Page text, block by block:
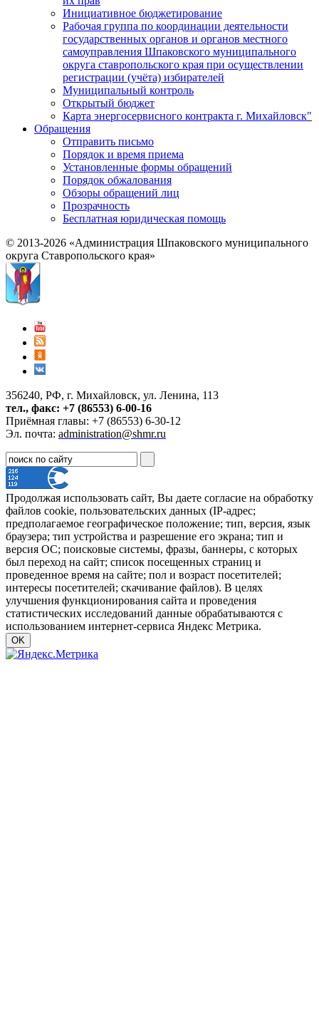
Инициативное бюджетирование
Рабочая группа по координации деятельности
государственных органов и органов местного
самоуправления Шпаковского муниципального
округа ставропольского края при осуществлении
регистрации (учёта) избирателей
Муниципальный контроль
Открытый бюджет
Карта энергосервисного контракта г. Михайловск"
Обращения
Отправить письмо
Порядок и время приема
Установленные формы обращений
Порядок обжалования
Обзоры обращений лиц
Прозрачность
Бесплатная юридическая помощь
© 2013-2026 «Администрация Шпаковского муниципального
округа Ставропольского края»
356240, РФ, г. Михайловск, ул. Ленина, 113
тел., факс: +7 (86553) 6-00-16
Приёмная главы: +7 (86553) 6-30-12
Эл. почта: administration@shmr.ru
Продолжая использовать сайт, Вы даете согласие на обработку
файлов cookie, пользовательских данных (IP-адрес;
предполагаемое географическое положение; тип, версия, язык
браузера; тип устройства и разрешение его экрана; тип и
версия ОС; поисковые системы, фразы, баннеры, с которых
был переход на сайт; список посещенных страниц и
проведенное время на сайте; пол и возраст посетителей;
интересы посетителей; скачивание файлов). В целях
улучшения функционирования сайта и проведения
статистических исследований данные обрабатываются с
использованием интернет-сервиса Яндекс Метрика.
OK